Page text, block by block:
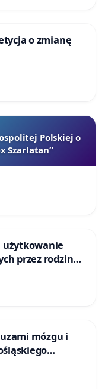
o zmianę
Polskiej o
Szarlatan”
użytkowanie
przez rodzinne
mózgu i